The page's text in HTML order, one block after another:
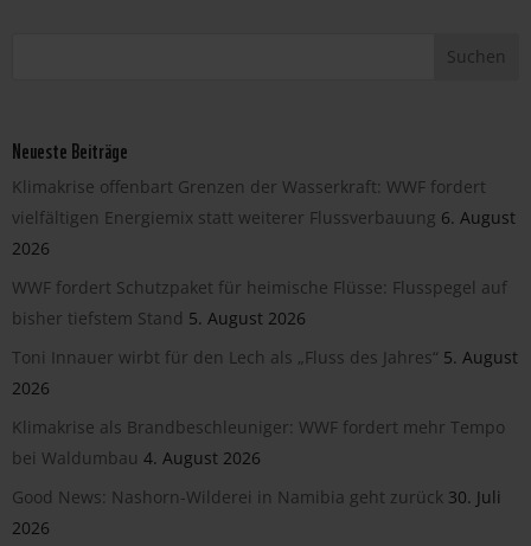
Neueste Beiträge
Klimakrise offenbart Grenzen der Wasserkraft: WWF fordert
vielfältigen Energiemix statt weiterer Flussverbauung 6. August
2026
WWF fordert Schutzpaket für heimische Flüsse: Flusspegel auf
bisher tiefstem Stand 5. August 2026
Toni Innauer wirbt für den Lech als „Fluss des Jahres“ 5. August
2026
Klimakrise als Brandbeschleuniger: WWF fordert mehr Tempo
bei Waldumbau 4. August 2026
Good News: Nashorn-Wilderei in Namibia geht zurück 30. Juli
2026